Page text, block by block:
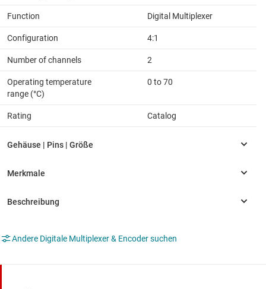
Function Digital Multiplexer
Configuration 4:1
Number of channels 2
Operating temperature
range (°C)
0 to 70
Rating Catalog
Andere Digitale Multiplexer & Encoder suchen